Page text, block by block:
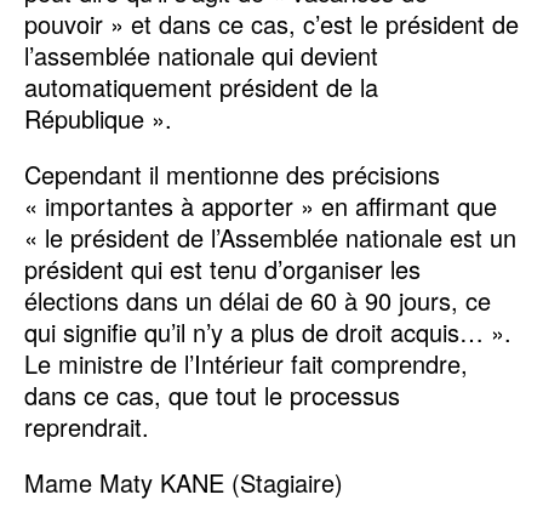
pouvoir » et dans ce cas, c’est le président de
l’assemblée nationale qui devient
automatiquement président de la
République ».
Cependant il mentionne des précisions
« importantes à apporter » en affirmant que
« le président de l’Assemblée nationale est un
président qui est tenu d’organiser les
élections dans un délai de 60 à 90 jours, ce
qui signifie qu’il n’y a plus de droit acquis… ».
Le ministre de l’Intérieur fait comprendre,
dans ce cas, que tout le processus
reprendrait.
Mame Maty KANE (Stagiaire)